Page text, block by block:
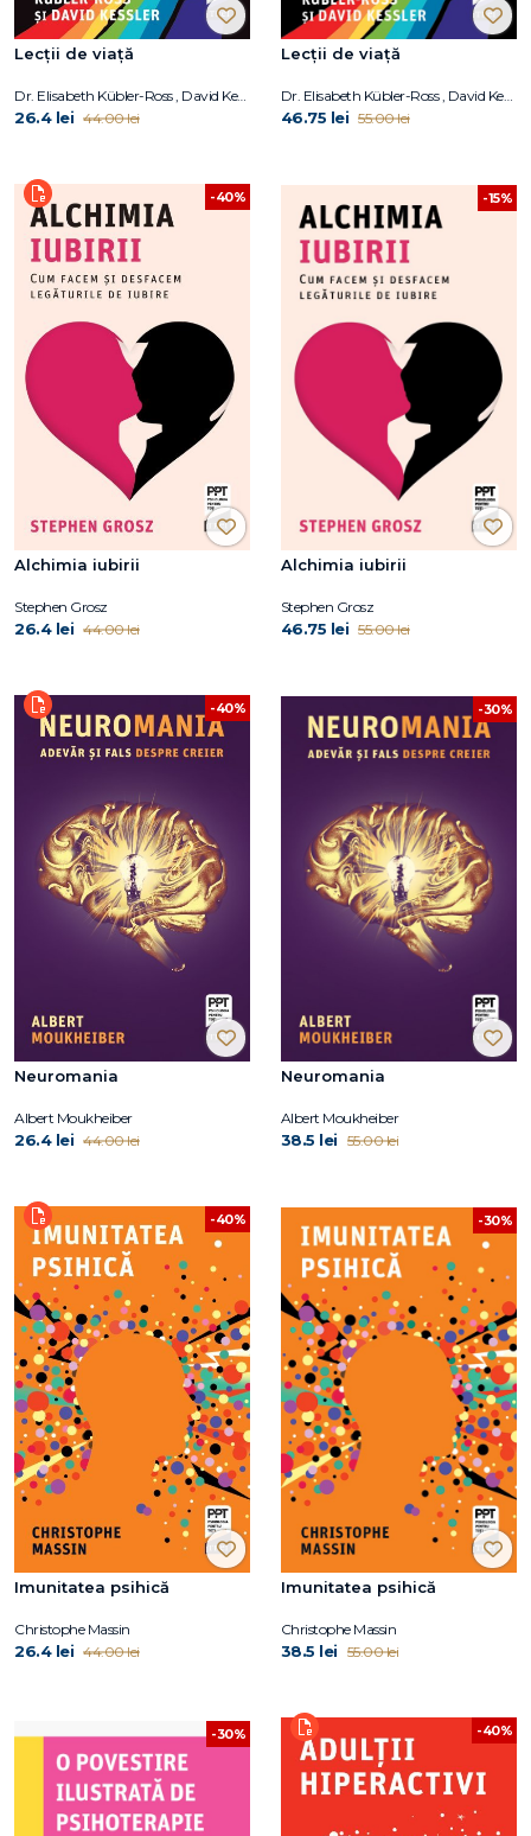
Lecții de viață
Dr. Elisabeth Kübler-Ross , David Kessler
26.4 lei 44.00 lei
Lecții de viață
Dr. Elisabeth Kübler-Ross , David Kessler
46.75 lei 55.00 lei
-40%
Alchimia iubirii
Stephen Grosz
26.4 lei 44.00 lei
-15%
Alchimia iubirii
Stephen Grosz
46.75 lei 55.00 lei
-40%
Neuromania
Albert Moukheiber
26.4 lei 44.00 lei
-30%
Neuromania
Albert Moukheiber
38.5 lei 55.00 lei
-40%
Imunitatea psihică
Christophe Massin
26.4 lei 44.00 lei
-30%
Imunitatea psihică
Christophe Massin
38.5 lei 55.00 lei
-30% -40%